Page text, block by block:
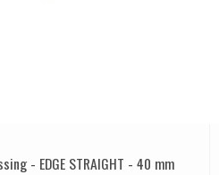
- EDGE STRAIGHT - 40 mm